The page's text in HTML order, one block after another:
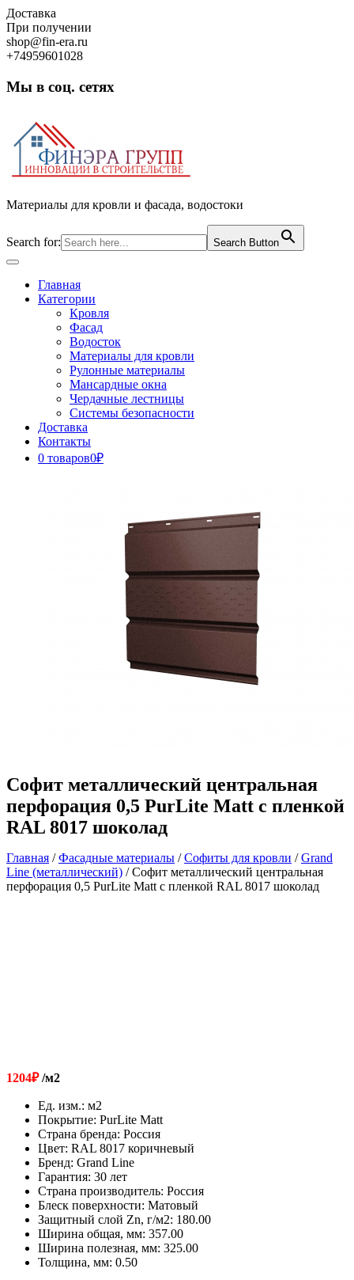
Skip
to
content
Доставка
При получении
shop@fin-era.ru
+74959601028
Мы в соц. сетях
Материалы для кровли и фасада, водостоки
Search for: Search Button
Open
ButtonГлавная
Категории
Кровля
Фасад
Водосток
Материалы для кровли
Рулонные материалы
Мансардные окна
Чердачные лестницы
Системы безопасности
Доставка
Контакты
0 товаров0₽
Софит металлический центральная
перфорация 0,5 PurLite Matt с пленкой
RAL 8017 шоколад
Главная /Фасадные материалы /Софиты для кровли /Grand
Line (металлический) / Софит металлический центральная
перфорация 0,5 PurLite Matt с пленкой RAL 8017 шоколад
1204₽/м2
Ед. изм.: м2
Покрытие: PurLite Matt
Страна бренда: Россия
Цвет: RAL 8017 коричневый
Бренд: Grand Line
Гарантия: 30 лет
Страна производитель: Россия
Блеск поверхности: Матовый
Защитный слой Zn, г/м2: 180.00
Ширина общая, мм: 357.00
Ширина полезная, мм: 325.00
Толщина, мм: 0.50